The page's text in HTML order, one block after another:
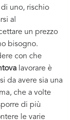
uno, rischio
al
un prezzo
bisogno.
con che
lavorare è
da avere sia una
che a volte
di più
le varie